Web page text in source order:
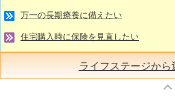
万一の長期療養に備えたい
住宅購入時に保険を見直したい
ライフステージから